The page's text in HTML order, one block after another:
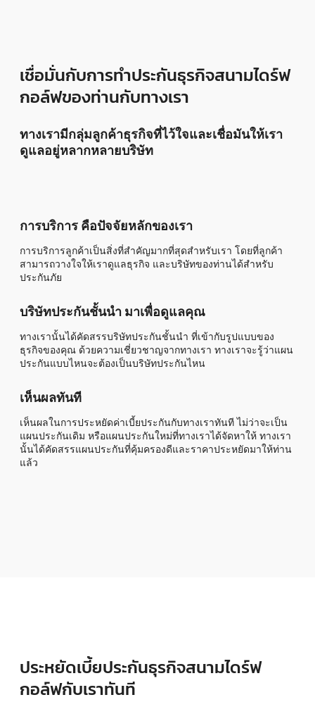
เชื่อมั่นกับการทำประกันธุรกิจสนามไดร์ฟ
กอล์ฟของท่านกับทางเรา
ทางเรามีกลุ่มลูกค้าธุรกิจที่ไว้ใจและเชื่อมันให้เรา
ดูแลอยู่หลากหลายบริษัท
การบริการ คือปัจจัยหลักของเรา
การบริการลูกค้าเป็นสิ่งที่สำคัญมากที่สุดสำหรับเรา โดยที่ลูกค้า
สามารถวางใจให้เราดูแลธุรกิจ และบริษัทของท่านได้สำหรับ
ประกันภัย
บริษัทประกันชั้นนำ มาเพื่อดูแลคุณ
ทางเรานั้นได้คัดสรรบริษัทประกันชั้นนำ ที่เข้ากับรูปแบบของ
ธุรกิจของคุณ ด้วยความเชี่ยวชาญจากทางเรา ทางเราจะรู้ว่าแผน
ประกันแบบไหนจะต้องเป็นบริษัทประกันไหน
เห็นผลทันที
เห็นผลในการประหยัดค่าเบี้ยประกันกับทางเราทันที ไม่ว่าจะเป็น
แผนประกันเดิม หรือแผนประกันใหม่ที่ทางเราได้จัดหาให้ ทางเรา
นั้นได้คัดสรรแผนประกันที่คุ้มครองดีและราคาประหยัดมาให้ท่าน
แล้ว
ประหยัดเบี้ยประกันธุรกิจสนามไดร์ฟ
กอล์ฟกับเราทันที